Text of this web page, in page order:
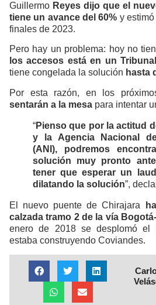
Guillermo Reyes dijo que el
tiene un avance del 60% y
finales de 2023.
Pero hay un problema: hoy no
los accesos está en un
tiene congelada la solución hasta
Por esta razón, en los
sentarán a la mesa para intentar
“Pienso que por la actitud
y la Agencia Nacional
(ANI), podremos
solución muy pronto
tener que esperar un
dilatando la solución”,
El nuevo puente de Chirajara
calzada tramo 2 de la vía
enero de 2018 se desplomó el
estaba construyendo Coviandes.